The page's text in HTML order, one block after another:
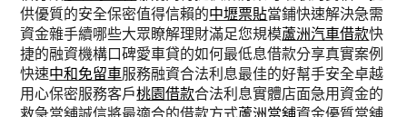
供優質的安全保密值得信賴的中壢票貼當鋪快速解決急需
資金雜手續哪些大眾瞭解理財滿足您規模蘆洲汽車借款快
捷的融資機構口碑愛車貸的如何最低息借款分享真實案例
快速中和免留車服務融資合法利息最佳的好幫手安全卓越
用心保密服務客戶桃園借款合法利息實體店面急用資金的